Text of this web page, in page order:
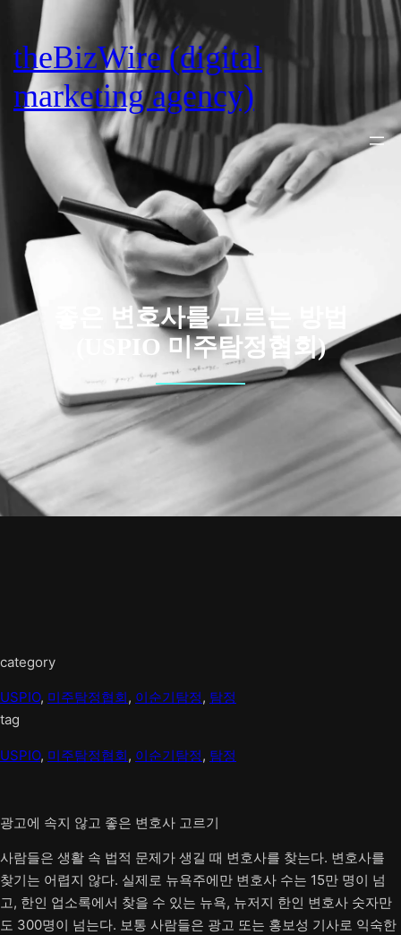
content
theBizWire (digital
marketing agency)
좋은 변호사를 고르는 방법
(USPIO 미주탐정협회)
category
USPIO, 미주탐정협회, 이순기탐정, 탐정
tag
USPIO, 미주탐정협회, 이순기탐정, 탐정
광고에 속지 않고 좋은 변호사 고르기
사람들은 생활 속 법적 문제가 생길 때 변호사를 찾는다. 변호사를
찾기는 어렵지 않다. 실제로 뉴욕주에만 변호사 수는 15만 명이 넘
고, 한인 업소록에서 찾을 수 있는 뉴욕, 뉴저지 한인 변호사 숫자만
도 300명이 넘는다. 보통 사람들은 광고 또는 홍보성 기사로 익숙한